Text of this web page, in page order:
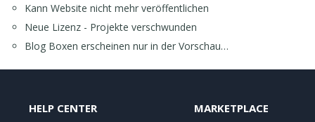
Kann Website nicht mehr veröffentlichen
Neue Lizenz - Projekte verschwunden
Blog Boxen erscheinen nur in der Vorschau…
HELP CENTER MARKETPLACE